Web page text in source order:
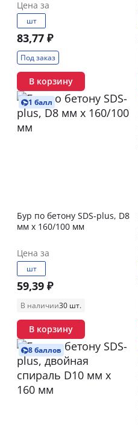
Цена за
шт
83,77 ₽
Под заказ
В корзину
1 балл
Бур по бетону SDS-plus, D8
мм x 160/100 мм
Цена за
шт
59,39 ₽
В наличии30 шт.
В корзину
8 баллов